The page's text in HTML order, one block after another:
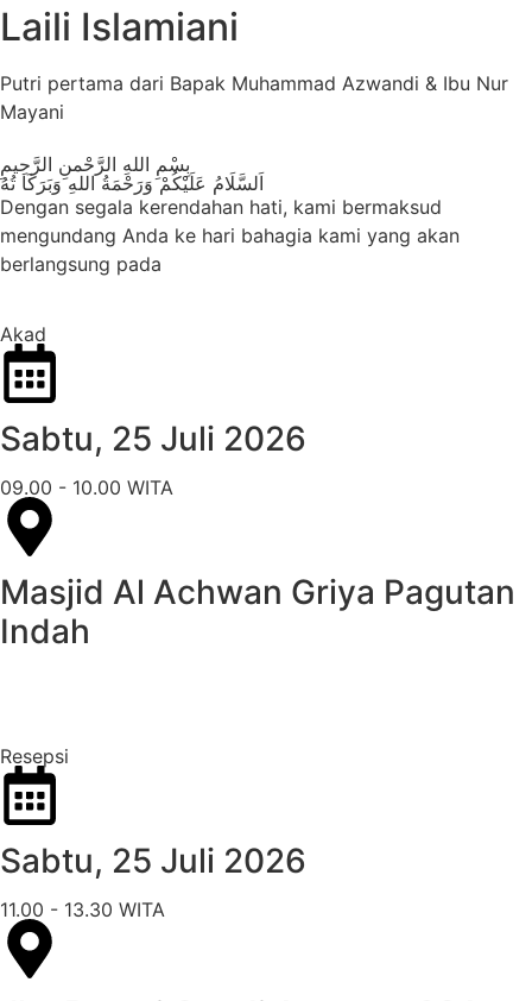
Laili Islamiani
Putri pertama dari Bapak Muhammad Azwandi & Ibu Nur
Mayani
بِسْمِ اللهِ الرَّحْمنِ الرَّحِيمِ
اَلسَّلَامُ عَلَيْكُمْ وَرَحْمَةُ اللهِ وَبَرَكَا تُهُ
Dengan segala kerendahan hati, kami bermaksud
mengundang Anda ke hari bahagia kami yang akan
berlangsung pada
Akad
Sabtu, 25 Juli 2026
09.00 - 10.00 WITA
Masjid Al Achwan Griya Pagutan
Indah
Resepsi
Sabtu, 25 Juli 2026
11.00 - 13.30 WITA